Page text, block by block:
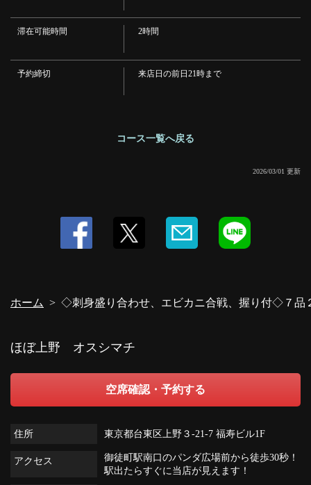
・【ソフトドリンク】
・コーラ・オレンジジュース・グレープフルーツジュース・烏龍茶・緑茶
滞在可能時間 2時間
予約締切 来店日の前日21時まで
コース一覧へ戻る
2026/03/01 更新
ホーム ◇刺身盛り合わせ、エビカニ合戦、握り付◇７品
ほぼ上野 オスシマチ
空席確認・予約する
住所 東京都台東区上野３-21-7 福寿ビル1F
アクセス
御徒町駅南口のパンダ広場前から徒歩30秒！
駅出たらすぐに当店が見えます！